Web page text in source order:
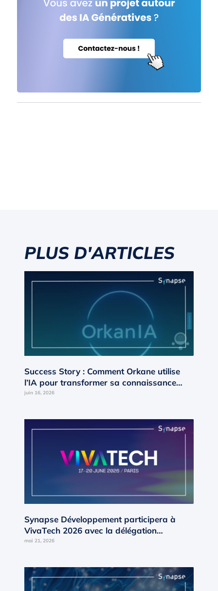
PLUS D'ARTICLES
Success Story : Comment Orkane utilise
l’IA pour transformer sa connaissance
interne en moteur de croissance ?
juin 16, 2026
Synapse Développement participera à
VivaTech 2026 avec la délégation
Occitanie d’AD’OCC
mai 21, 2026